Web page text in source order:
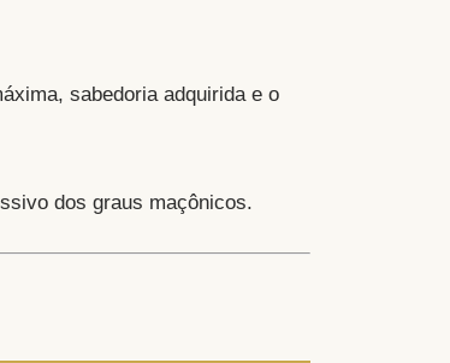
sabedoria adquirida e o
dos graus maçônicos.